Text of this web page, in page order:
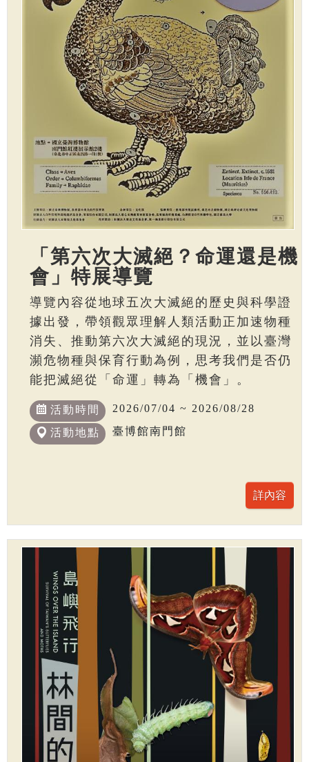
「第六次大滅絕？命運還是機
會」特展導覽
導覽內容從地球五次大滅絕的歷史與科學證
據出發，帶領觀眾理解人類活動正加速物種
消失、推動第六次大滅絕的現況，並以臺灣
瀕危物種與保育行動為例，思考我們是否仍
能把滅絕從「命運」轉為「機會」。
活動時間 2026/07/04 ~ 2026/08/28
活動地點 臺博館南門館